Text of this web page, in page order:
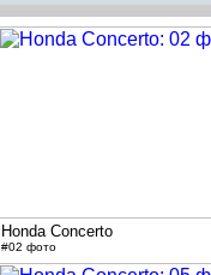
Honda Concerto
#02 фото